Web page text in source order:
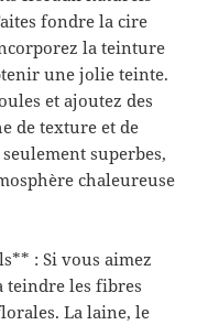
fondre la cire
la teinture
une jolie teinte.
et ajoutez des
de texture et de
superbes,
chaleureuse
: Si vous aimez
teindre les fibres
La laine, le